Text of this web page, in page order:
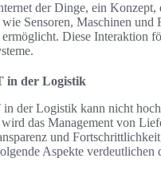
der Dinge, ein
Sensoren, Maschinen
Diese Interaktion
in der Logistik
der Logistik kann nicht
das Management von
und
Aspekte verdeutlichen